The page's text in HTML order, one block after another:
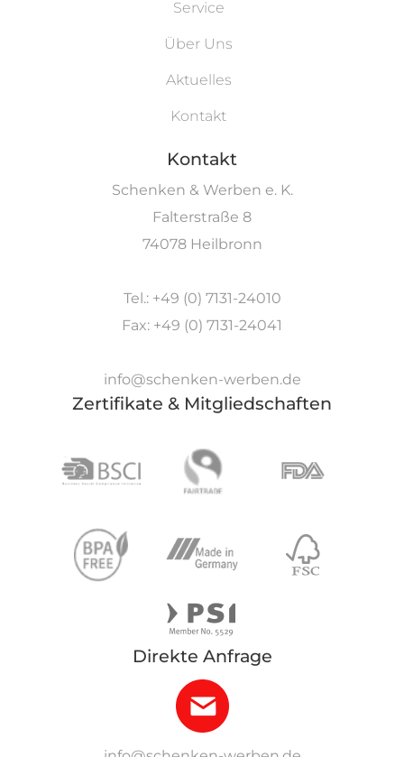
Service
Über Uns
Aktuelles
Kontakt
Kontakt
Schenken & Werben e. K.
Falterstraße 8
74078 Heilbronn
Tel.: +49 (0) 7131-24010
Fax: +49 (0) 7131-24041
info@schenken-werben.de
Zertifikate & Mitgliedschaften
Direkte Anfrage